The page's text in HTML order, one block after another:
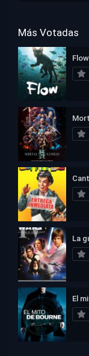
Más Votadas
Flow
El